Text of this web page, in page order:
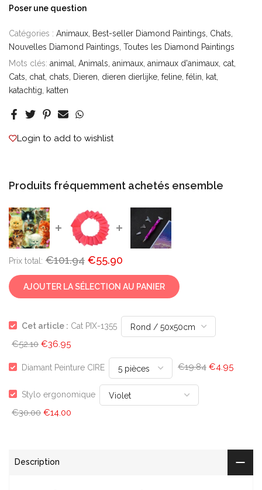
Poser une question
Catégories : Animaux Best-seller Diamond Paintings Chats
Nouvelles Diamond Paintings Toutes les Diamond Paintings
Mots clés: animal Animals animaux animaux d'animaux cat
Cats chat chats Dieren dieren dierlijke feline félin
kat
katachtig
katten
Login to add to wishlist
Produits fréquemment achetés ensemble
Prix ​​total: €101.94 €55.90
AJOUTER LA SÉLECTION AU PANIER
Cet article : Cat PIX-1355
€52.10 €36.95
Diamant Peinture CIRE €19.84 €4.95
Stylo ergonomique
€30.00 €14.00
Description